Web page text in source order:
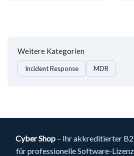
Weitere Kategorien
Incident Response MDR
Cyber Shop – Ihr akkreditierter
für professionelle Software-